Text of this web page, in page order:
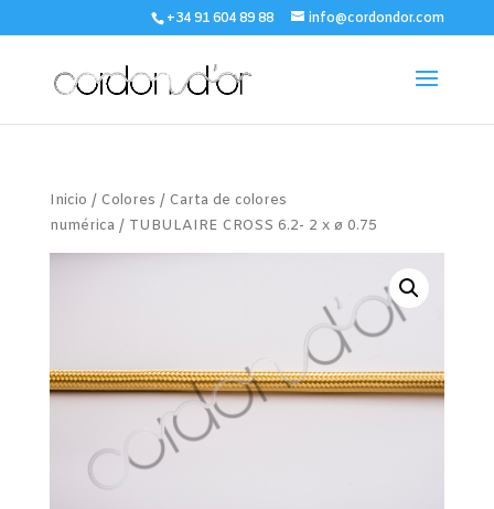
+34 91 604 89 88 info@cordondor.com
Inicio / Colores / Carta de colores
numérica/ TUBULAIRE CROSS 6.2- 2 x ø 0.75